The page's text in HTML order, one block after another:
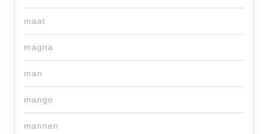
maat
magna
man
mango
mannen